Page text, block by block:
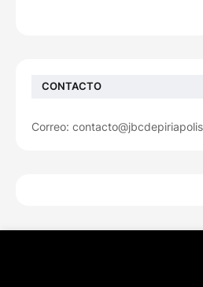
CONTACTO
Correo: